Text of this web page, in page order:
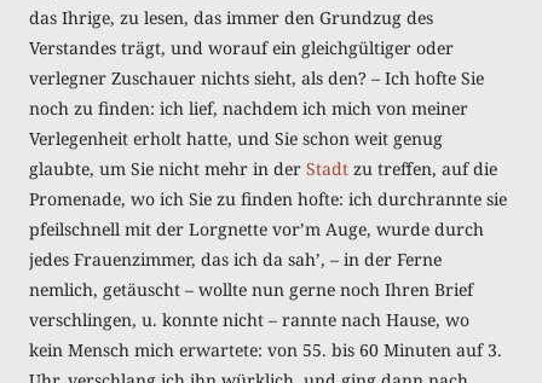
das Ihrige, zu lesen, das immer den Grundzug des
Verstandes trägt, und worauf ein gleichgültiger oder
verlegner Zuschauer nichts sieht, als den? – Ich hofte Sie
noch zu finden: ich lief, nachdem ich mich von meiner
Verlegenheit erholt hatte, und Sie schon weit genug
glaubte, um Sie nicht mehr in der Stadt zu treffen, auf die
Promenade, wo ich Sie zu finden hofte: ich durchrannte sie
pfeilschnell mit der Lorgnette vor’m Auge, wurde durch
jedes Frauenzimmer, das ich da sah’, – in der Ferne
nemlich, getäuscht – wollte nun gerne noch Ihren Brief
verschlingen, u. konnte nicht – rannte nach Hause, wo
kein Mensch mich erwartete: von 55. bis 60 Minuten auf 3.